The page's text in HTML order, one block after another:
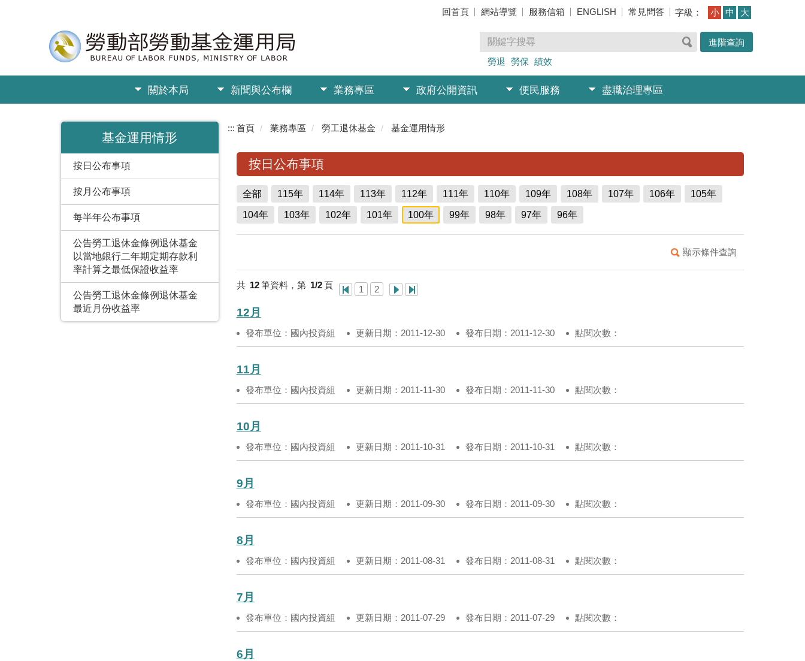
回首頁 網站導覽 服務信箱 ENGLISH 常見問答 字級： 小 中 大
進階查詢
勞退 勞保 績效
關於本局 新聞與公布欄 業務專區 政府公開資訊 便民服務 盡職治理專區
基金運用情形
按日公布事項
按月公布事項
每半年公布事項
公告勞工退休金條例退休基金
以當地銀行二年期定期存款利
率計算之最低保證收益率
公告勞工退休金條例退休基金
最近月份收益率
::: 首頁 業務專區 勞工退休基金 基金運用情形
按日公布事項
全部 115年 114年 113年 112年 111年 110年 109年 108年 107年 106年 105年
104年 103年 102年 101年 100年 99年 98年 97年 96年
顯示條件查詢
共 12 筆資料，第 1/2 頁 1 2
12月
發布單位：國內投資組 更新日期：2011-12-30 發布日期：2011-12-30 點閱次數：
11月
發布單位：國內投資組 更新日期：2011-11-30 發布日期：2011-11-30 點閱次數：
10月
發布單位：國內投資組 更新日期：2011-10-31 發布日期：2011-10-31 點閱次數：
9月
發布單位：國內投資組 更新日期：2011-09-30 發布日期：2011-09-30 點閱次數：
8月
發布單位：國內投資組 更新日期：2011-08-31 發布日期：2011-08-31 點閱次數：
7月
發布單位：國內投資組 更新日期：2011-07-29 發布日期：2011-07-29 點閱次數：
6月